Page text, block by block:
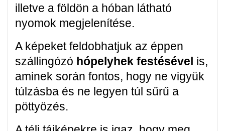
illetve a földön a hóban látható
nyomok megjelenítése.
A képeket feldobhatjuk az éppen
szállingózó hópelyhek festésével is,
aminek során fontos, hogy ne vigyük
túlzásba és ne legyen túl sűrű a
pöttyözés.